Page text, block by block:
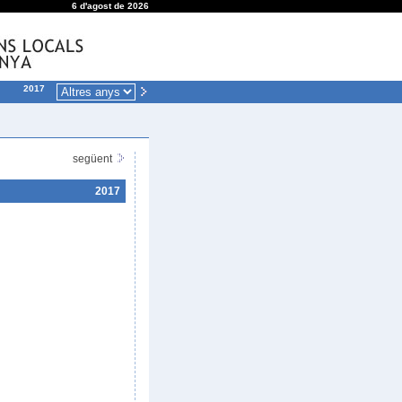
6 d'agost de 2026
2017
següent
2017